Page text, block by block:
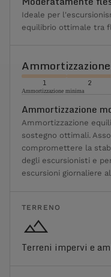
Ideale per
equilibrio ottimale tra
Ammortizzazione
1 2
Ammortizzazione minima
Ammortizzazione
Ammortizzazione
sostegno ottimali.
compromettere la
degli escursionisti e
escursioni giornaliere
TERRENO
Terreni impervi e